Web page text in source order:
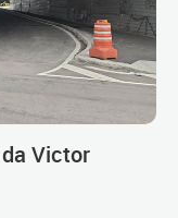
Victor